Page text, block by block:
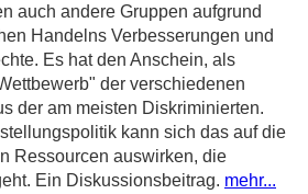
auch andere Gruppen aufgrund
Handelns Verbesserungen und
Es hat den Anschein, als
der verschiedenen
der am meisten Diskriminierten.
kann sich das auf die
Ressourcen auswirken, die
Ein Diskussionsbeitrag. mehr...